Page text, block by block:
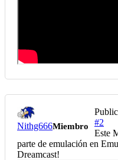
Nithg666Miembro
#2
Este
parte de emulación en
Dreamcast!